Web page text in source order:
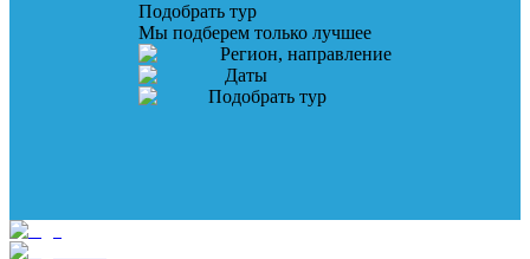
Подобрать тур
Мы подберем только лучшее
Регион, направление
Даты
Подобрать тур